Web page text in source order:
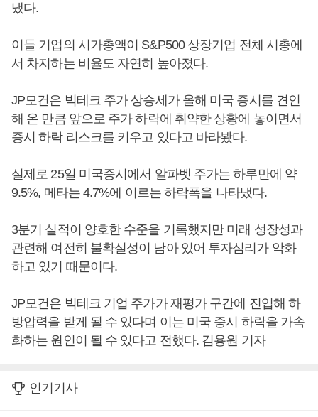
냈다.
이들 기업의 시가총액이 S&P500 상장기업 전체 시총에
서 차지하는 비율도 자연히 높아졌다.
JP모건은 빅테크 주가 상승세가 올해 미국 증시를 견인
해 온 만큼 앞으로 주가 하락에 취약한 상황에 놓이면서
증시 하락 리스크를 키우고 있다고 바라봤다.
실제로 25일 미국증시에서 알파벳 주가는 하루만에 약
9.5%, 메타는 4.7%에 이르는 하락폭을 나타냈다.
3분기 실적이 양호한 수준을 기록했지만 미래 성장성과
관련해 여전히 불확실성이 남아 있어 투자심리가 악화
하고 있기 때문이다.
JP모건은 빅테크 기업 주가가 재평가 구간에 진입해 하
방압력을 받게 될 수 있다며 이는 미국 증시 하락을 가속
화하는 원인이 될 수 있다고 전했다. 김용원 기자
인기기사